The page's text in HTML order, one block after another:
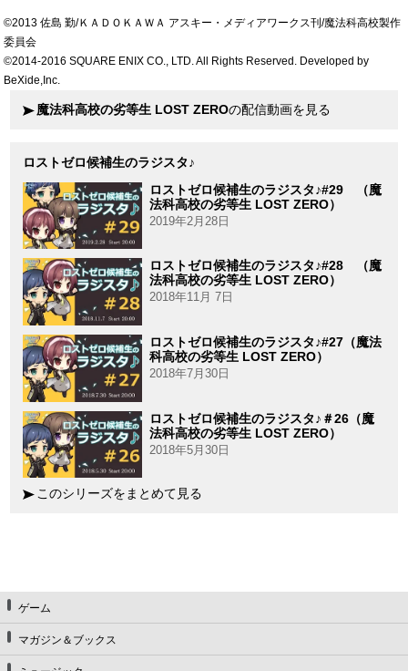
©2013 佐島 勤/ＫＡＤＯＫＡＷＡ アスキー・メディアワークス刊/魔法科高校製作
委員会
©2014-2016 SQUARE ENIX CO., LTD. All Rights Reserved. Developed by
BeXide,Inc.
魔法科高校の劣等生 LOST ZEROの配信動画を見る
ロストゼロ候補生のラジスタ♪
ロストゼロ候補生のラジスタ♪#29 （魔
法科高校の劣等生 LOST ZERO）
2019年2月28日
ロストゼロ候補生のラジスタ♪#28 （魔
法科高校の劣等生 LOST ZERO）
2018年11月 7日
ロストゼロ候補生のラジスタ♪#27（魔法
科高校の劣等生 LOST ZERO）
2018年7月30日
ロストゼロ候補生のラジスタ♪＃26（魔
法科高校の劣等生 LOST ZERO）
2018年5月30日
このシリーズをまとめて見る
ゲーム
マガジン＆ブックス